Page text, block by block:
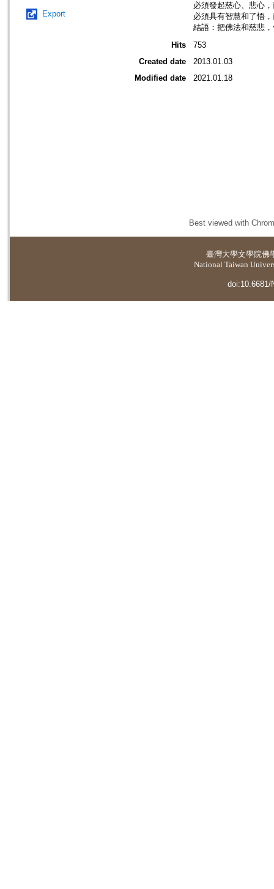
Export
必須發起慈心、悲心
必須具有智慧和了悟
結語：把佛法和慈悲
Hits
753
Created date
2013.01.03
Modified date
2021.01.18
Best viewed with
臺灣大學文學院佛
National Taiwan
doi:10.6681/